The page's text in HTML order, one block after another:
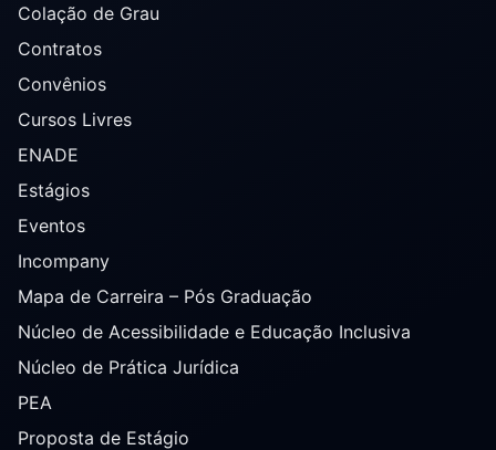
Colação de Grau
Contratos
Convênios
Cursos Livres
ENADE
Estágios
Eventos
Incompany
Mapa de Carreira – Pós Graduação
Núcleo de Acessibilidade e Educação Inclusiva
Núcleo de Prática Jurídica
PEA
Proposta de Estágio